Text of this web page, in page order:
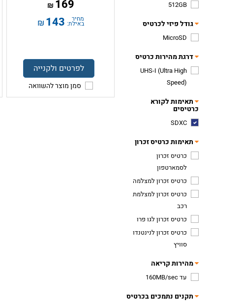
512GB
גודל פיזי לכרטיס
MicroSD
דרגת מהירות כרטיס
UHS-I (Ultra High
Speed)
תאימות לקורא
כרטיסים
SDXC
תאימות כרטיס זכרון
כרטיס זכרון
לסמארטפון
כרטיס זכרון למצלמה
כרטיס זכרון למצלמת
רכב
כרטיס זכרון לגו פרו
כרטיס זכרון לנינטנדו
סוויץ
מהירות קריאה
עד 160MB/sec
תקנים נתמכים בכרטיס
169
₪
מחיר
באילת: 143
₪
לפרטים ולקנייה
סמן מוצר להשוואה